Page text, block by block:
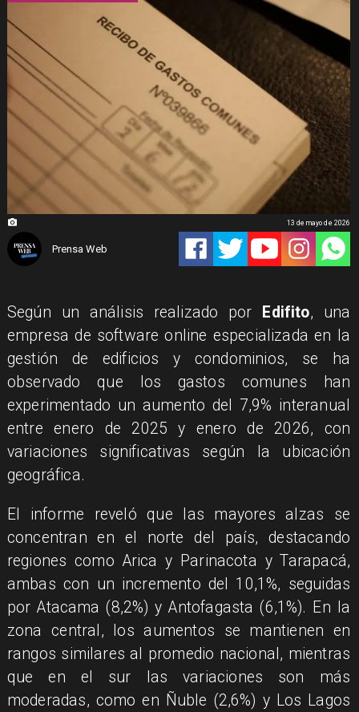
Prensa Web
13 de mayo de 2026
Según un análisis realizado por Edifito, una
empresa de software online especializada en la
gestión de edificios y condominios, se ha
observado que los gastos comunes han
experimentado un aumento del 7,9% interanual
entre enero de 2025 y enero de 2026, con
variaciones significativas según la ubicación
geográfica.
El informe reveló que las mayores alzas se
concentran en el norte del país, destacando
regiones como Arica y Parinacota y Tarapacá,
ambas con un incremento del 10,1%, seguidas
por Atacama (8,2%) y Antofagasta (6,1%). En la
zona central, los aumentos se mantienen en
rangos similares al promedio nacional, mientras
que en el sur las variaciones son más
moderadas, como en Ñuble (2,6%) y Los Lagos